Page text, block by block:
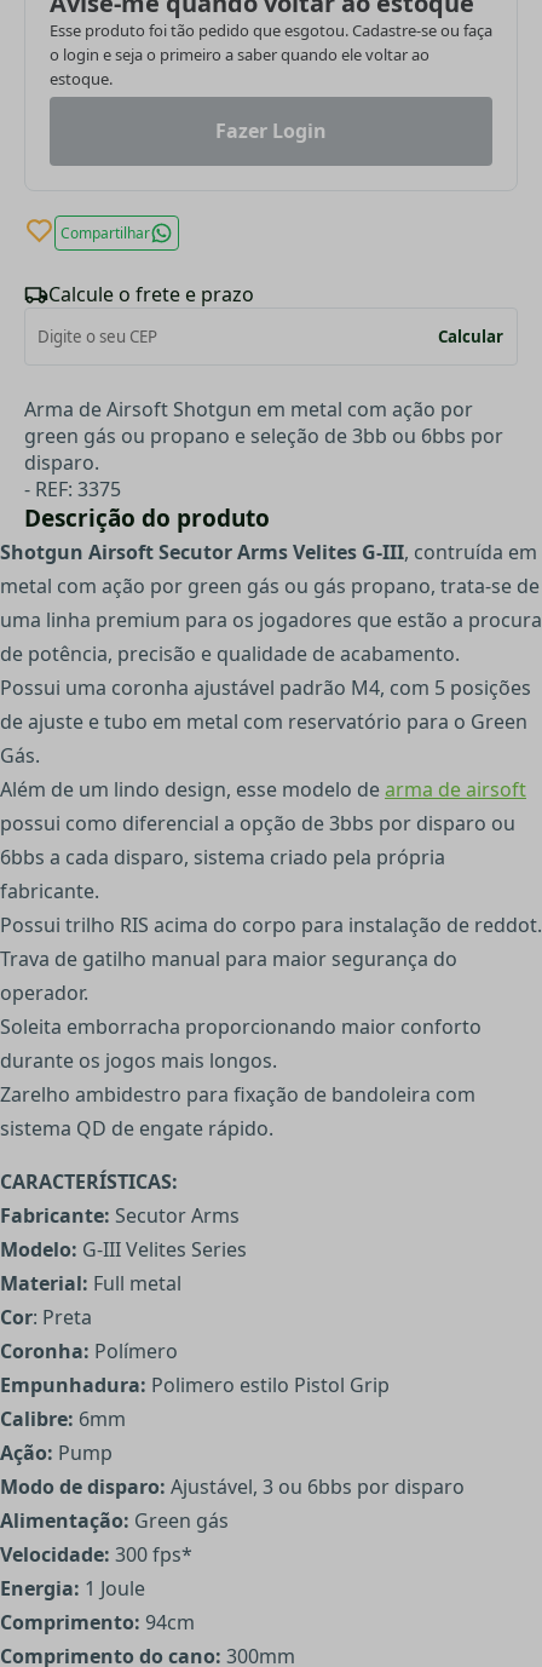
Esse produto foi tão pedido que esgotou. Cadastre-se ou faça
o login e seja o primeiro a saber quando ele voltar ao
estoque.
Fazer Login
Compartilhar
Calcule o frete e prazo
Calcular
Arma de Airsoft Shotgun em metal com ação por
green gás ou propano e seleção de 3bb ou 6bbs por
disparo.
- REF: 3375
Descrição do produto
Shotgun Airsoft Secutor Arms Velites G-III, contruída em
metal com ação por green gás ou gás propano, trata-se de
uma linha premium para os jogadores que estão a procura
de potência, precisão e qualidade de acabamento.
Possui uma coronha ajustável padrão M4, com 5 posições
de ajuste e tubo em metal com reservatório para o Green
Gás.
Além de um lindo design, esse modelo dearma de airsoft
possui como diferencial a opção de 3bbs por disparo ou
6bbs a cada disparo, sistema criado pela própria
fabricante.
Possui trilho RIS acima do corpo para instalação de reddot.
Trava de gatilho manual para maior segurança do
operador.
Soleita emborracha proporcionando maior conforto
durante os jogos mais longos.
Zarelho ambidestro para fixação de bandoleira com
sistema QD de engate rápido.
CARACTERÍSTICAS:
Fabricante: Secutor Arms
Modelo: G-III Velites Series
Material: Full metal
Cor: Preta
Coronha: Polímero
Empunhadura: Polimero estilo Pistol Grip
Calibre: 6mm
Ação: Pump
Modo de disparo: Ajustável, 3 ou 6bbs por disparo
Alimentação: Green gás
Velocidade: 300 fps*
Energia: 1 Joule
Comprimento: 94cm
Comprimento do cano: 300mm